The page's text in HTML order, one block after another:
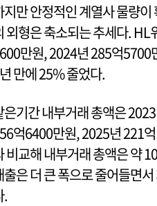
지만 안정적인 계열사 물량
외형은 축소되는 추세다.
만원, 2024년 285억5700
만에 25% 줄었다.
은기간 내부거래 총액은
억6400만원, 2025년 221
비교해 내부거래 총액은 약
출은 더 큰 폭으로 줄어들면
.